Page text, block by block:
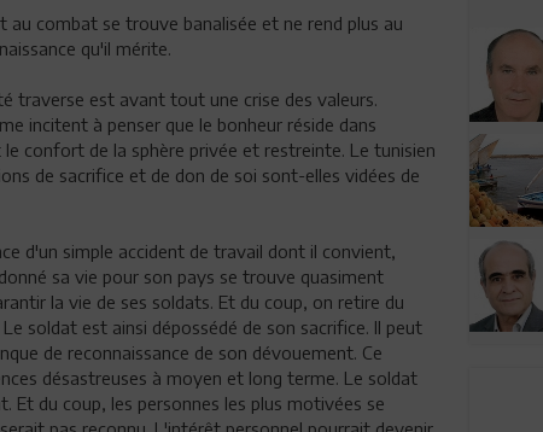
au combat se trouve banalisée et ne rend plus au
qu'il mérite.
traverse est avant tout une crise des valeurs.
incitent à penser que le bonheur réside dans
confort de la sphère privée et restreinte. Le tunisien
de sacrifice et de don de soi sont-elles vidées de
d'un simple accident de travail dont il convient,
sa vie pour son pays se trouve quasiment
la vie de ses soldats. Et du coup, on retire du
soldat est ainsi dépossédé de son sacrifice. Il peut
de reconnaissance de son dévouement. Ce
désastreuses à moyen et long terme. Le soldat
Et du coup, les personnes les plus motivées se